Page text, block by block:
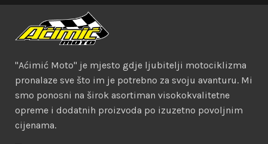
"Aćimić Moto" je mjesto gdje ljubitelji motociklizma
pronalaze sve što im je potrebno za svoju avanturu. Mi
smo ponosni na širok asortiman visokokvalitetne
opreme i dodatnih proizvoda po izuzetno povoljnim
cijenama.